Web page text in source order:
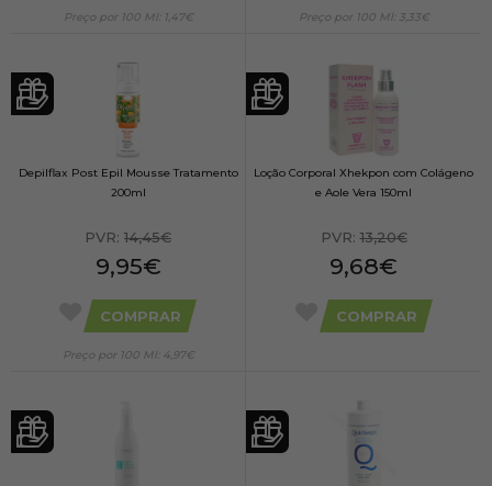
Preço por 100 Ml: 1,47€ Preço por 100 Ml: 3,33€
Depilflax Post Epil Mousse Tratamento
200ml
PVR: 14,45€
9,95€
COMPRAR
Preço por 100 Ml: 4,97€
Loção Corporal Xhekpon com Colágeno
e Aole Vera 150ml
PVR:13,20€
9,68€
COMPRAR